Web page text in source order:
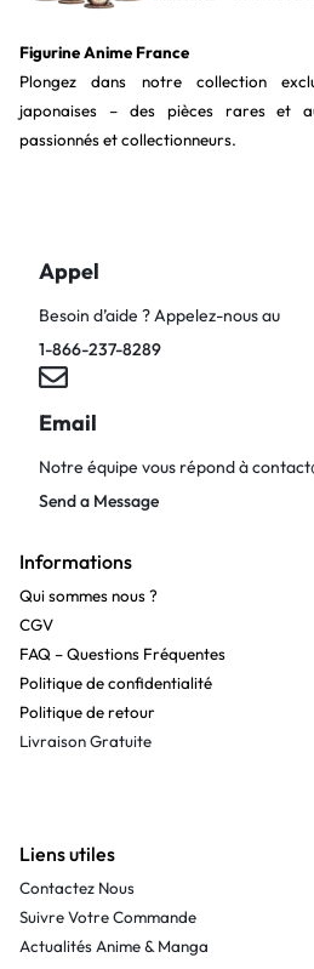
Figurine Anime France
Plongez dans notre collection
japonaises – des pièces rares et
passionnés et collectionneurs.
Appel
Besoin d’aide ? Appelez-nous au
1-866-237-8289
Email
Notre équipe vous répond à
Send a Message
Informations
Qui sommes nous ?
CGV
FAQ – Questions Fréquentes
Politique de confidentialité
Politique de retour
Livraison Gratuite
Liens utiles
Contactez Nous
Suivre Votre Commande
Actualités Anime & Manga